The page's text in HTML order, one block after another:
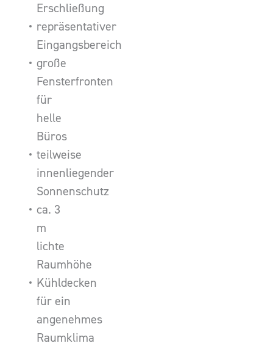
Erschließung
repräsentativer
Eingangsbereich
große
Fensterfronten
für
helle
Büros
teilweise
innenliegender
Sonnenschutz
ca. 3
m
lichte
Raumhöhe
Kühldecken
für ein
angenehmes
Raumklima